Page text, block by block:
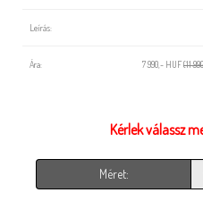
Leírás:
Ára: 7 990,- HUF(11
Kérlek válassz
Méret: